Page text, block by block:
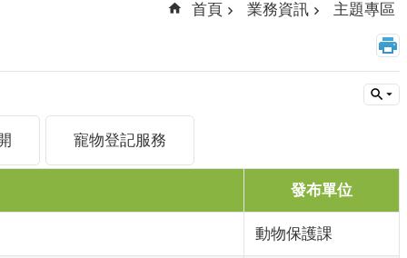
首頁 業務資訊 主題專區
寵物登記服務
發布單位
動物保護課